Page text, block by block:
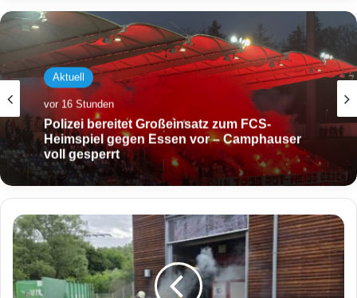
Aktuell
vor 16 Stunden
Polizei bereitet Großeinsatz zum FCS-
Heimspiel gegen Essen vor – Camphauser
voll gesperrt
Aktuell
vor 18 Stunden
Großeinsatz nach Knallgeräuschen: Mann
(20) schwer verletzt
B
r
a
n
d